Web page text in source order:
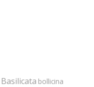
Basilicata bollicina